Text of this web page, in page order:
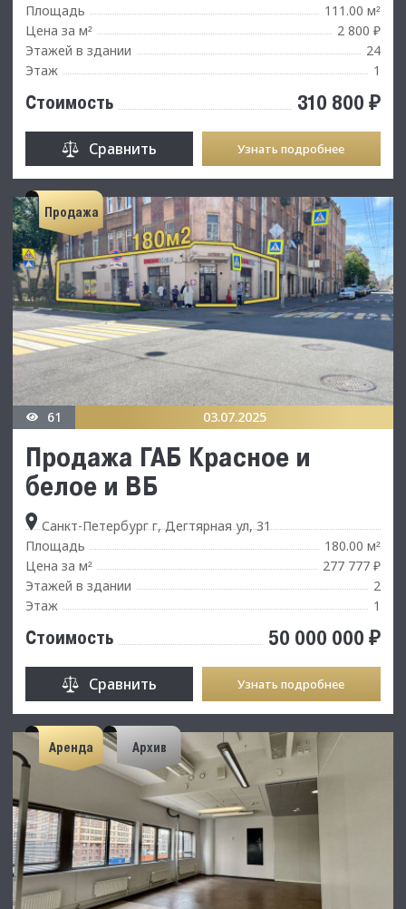
Площадь
111.00 м²
Цена за м²
2 800 ₽
Этажей в здании
24
Этаж
1
Стоимость 310 800 ₽
Сравнить Узнать подробнее
Продажа
61 03.07.2025
Продажа ГАБ Красное и
белое и ВБ
Санкт-Петербург г, Дегтярная ул, 31
Площадь
180.00 м²
Цена за м²
277 777 ₽
Этажей в здании
2
Этаж
1
Стоимость 50 000 000 ₽
Сравнить Узнать подробнее
Аренда Архив